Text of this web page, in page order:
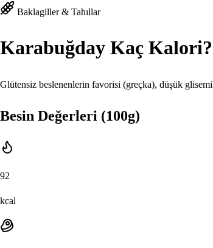
Baklagiller & Tahıllar
Karabuğday Kaç Kalori?
Glütensiz beslenenlerin favorisi (greçka), düşük
Besin Değerleri (100g)
92
kcal